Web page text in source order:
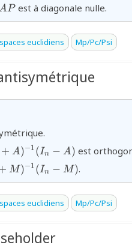
P est à diagonale nulle.
euclidiens Mp/Pc/Psi
1}
+ A)−1 (In − A) est
1}
M)−1 (In − M).
euclidiens Mp/Pc/Psi